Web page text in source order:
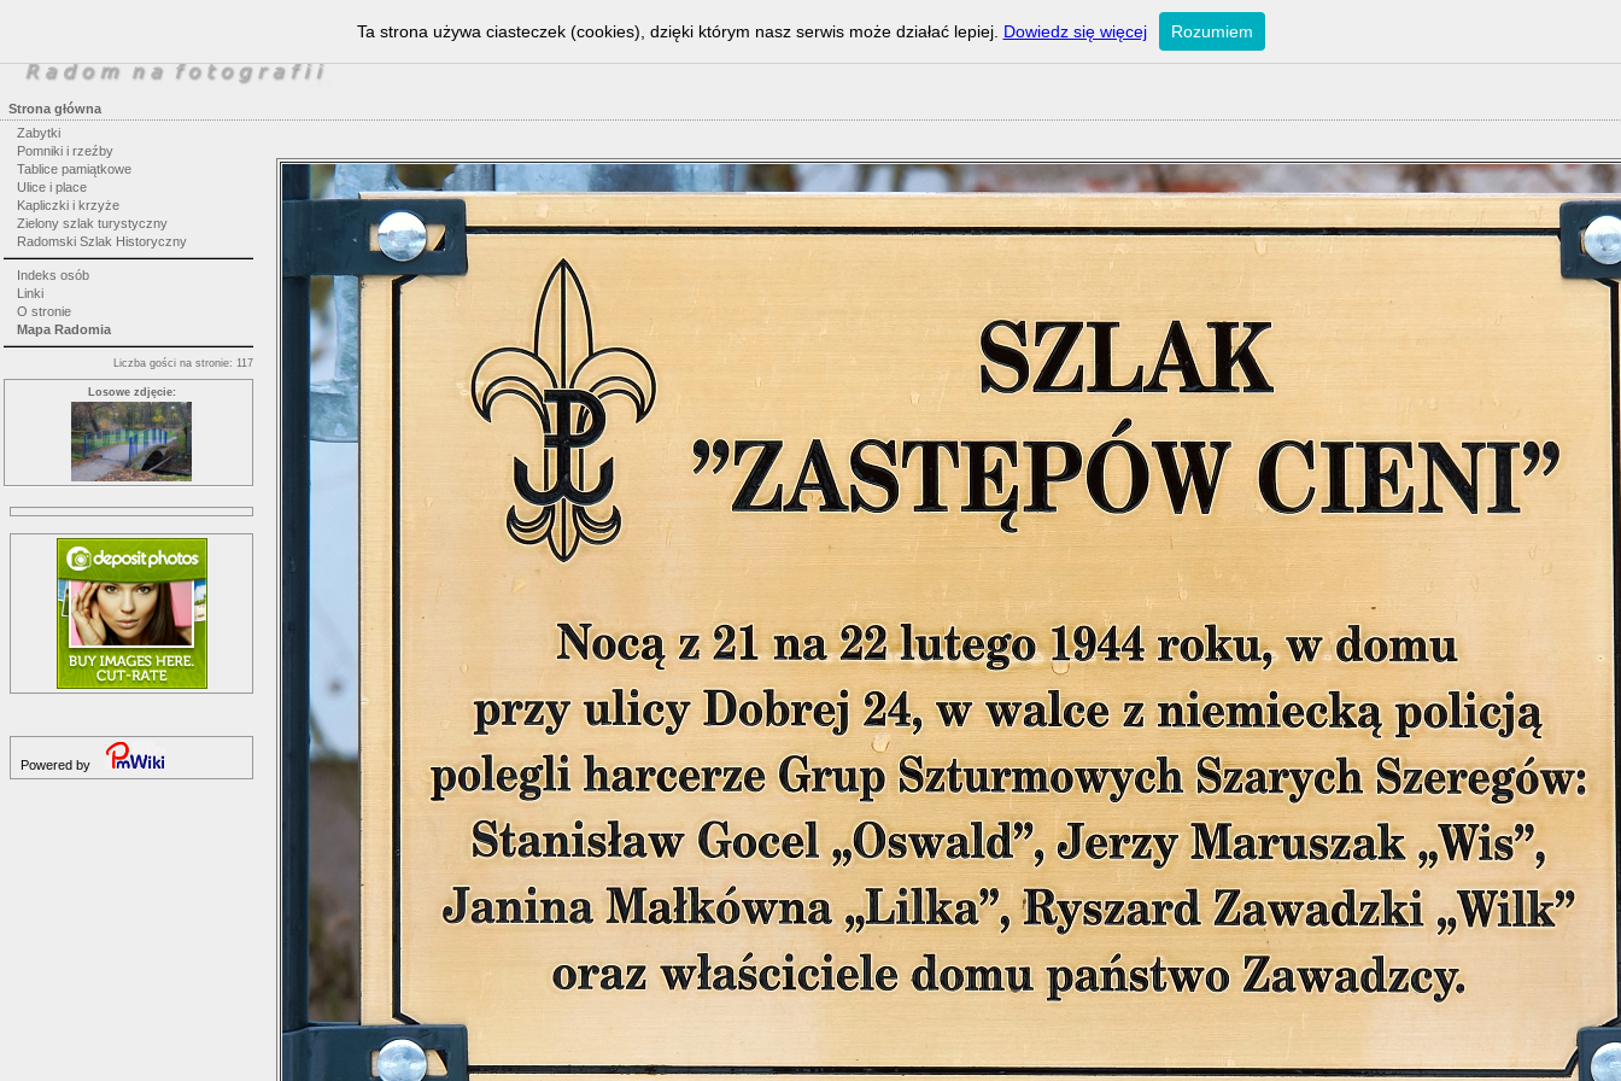
Strona główna
Zabytki
Pomniki i rzeźby
Tablice pamiątkowe
Ulice i place
Kapliczki i krzyże
Zielony szlak turystyczny
Radomski Szlak Historyczny
Indeks osób
Linki
O stronie
Mapa Radomia
Liczba gości na stronie: 117
Losowe zdjęcie:
Powered by
Ta strona używa ciasteczek (cookies), dzięki którym nasz serwis może działać lepiej. Dowiedz się więcej Rozumiem